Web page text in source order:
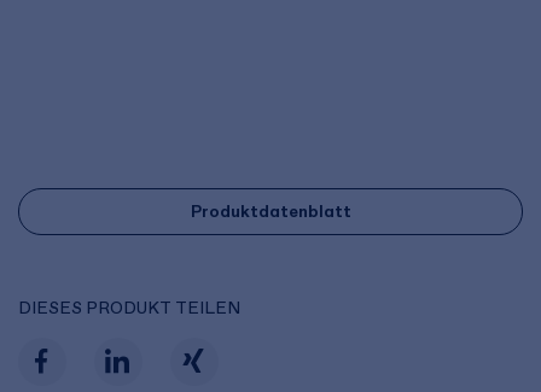
Produktdatenblatt
DIESES PRODUKT TEILEN